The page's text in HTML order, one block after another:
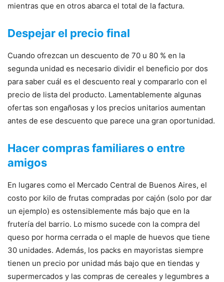
mientras que en otros abarca el total de la factura.
Despejar el precio final
Cuando ofrezcan un descuento de 70 u 80 % en la
segunda unidad es necesario dividir el beneficio por dos
para saber cuál es el descuento real y compararlo con el
precio de lista del producto. Lamentablemente algunas
ofertas son engañosas y los precios unitarios aumentan
antes de ese descuento que parece una gran oportunidad.
Hacer compras familiares o entre
amigos
En lugares como el Mercado Central de Buenos Aires, el
costo por kilo de frutas compradas por cajón (solo por dar
un ejemplo) es ostensiblemente más bajo que en la
frutería del barrio. Lo mismo sucede con la compra del
queso por horma cerrada o el maple de huevos que tiene
30 unidades. Además, los packs en mayoristas siempre
tienen un precio por unidad más bajo que en tiendas y
supermercados y las compras de cereales y legumbres a